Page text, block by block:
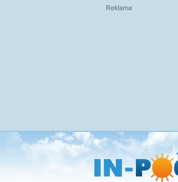
Přejít
na
hlavní
obsah